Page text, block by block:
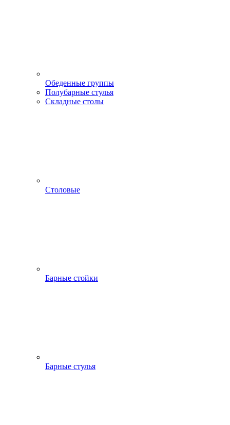
Обеденные группы
Полубарные стулья
Складные столы
Столовые
Барные стойки
Барные стулья